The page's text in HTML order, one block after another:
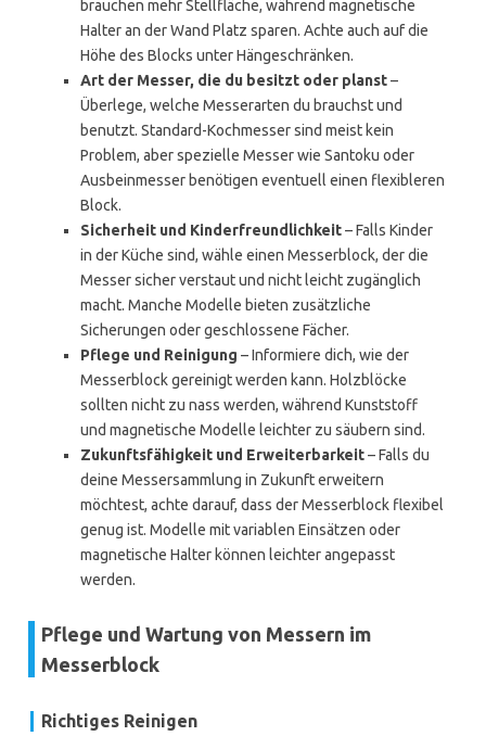
brauchen mehr Stellfläche, während magnetische
Halter an der Wand Platz sparen. Achte auch auf die
Höhe des Blocks unter Hängeschränken.
Art der Messer, die du besitzt oder planst–
Überlege, welche Messerarten du brauchst und
benutzt. Standard-Kochmesser sind meist kein
Problem, aber spezielle Messer wie Santoku oder
Ausbeinmesser benötigen eventuell einen flexibleren
Block.
Sicherheit und Kinderfreundlichkeit– Falls Kinder
in der Küche sind, wähle einen Messerblock, der die
Messer sicher verstaut und nicht leicht zugänglich
macht. Manche Modelle bieten zusätzliche
Sicherungen oder geschlossene Fächer.
Pflege und Reinigung – Informiere dich, wie der
Messerblock gereinigt werden kann. Holzblöcke
sollten nicht zu nass werden, während Kunststoff
und magnetische Modelle leichter zu säubern sind.
Zukunftsfähigkeit und Erweiterbarkeit– Falls du
deine Messersammlung in Zukunft erweitern
möchtest, achte darauf, dass der Messerblock flexibel
genug ist. Modelle mit variablen Einsätzen oder
magnetische Halter können leichter angepasst
werden.
Pflege und Wartung von Messern im
Messerblock
Richtiges Reinigen